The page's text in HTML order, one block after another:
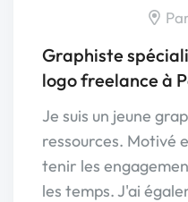
Graphiste
logo freelance à
Je suis un jeune
ressources. Motivé
tenir les
les temps. J'ai